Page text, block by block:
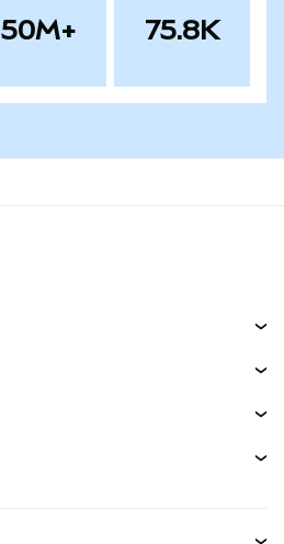
50M+ 75.8K